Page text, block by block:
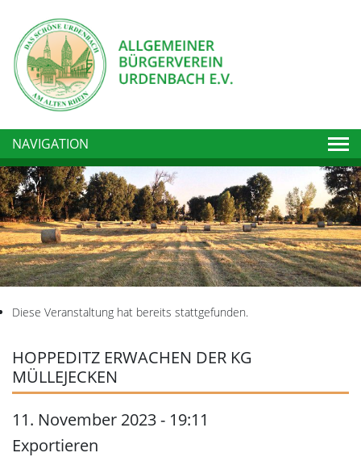
NAVIGATION
Diese Veranstaltung hat bereits stattgefunden.
HOPPEDITZ ERWACHEN DER KG
MÜLLEJECKEN
11. November 2023 - 19:11